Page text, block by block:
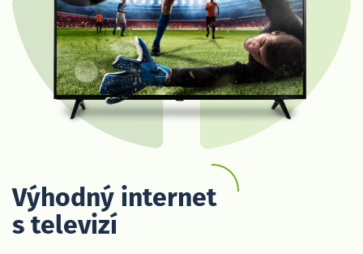
Výhodný internet
s televizí